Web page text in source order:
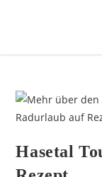
Hasetal